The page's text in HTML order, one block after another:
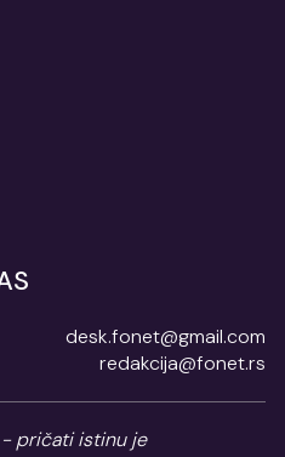
desk.fonet@gmail.com
redakcija@fonet.rs
- pričati istinu je